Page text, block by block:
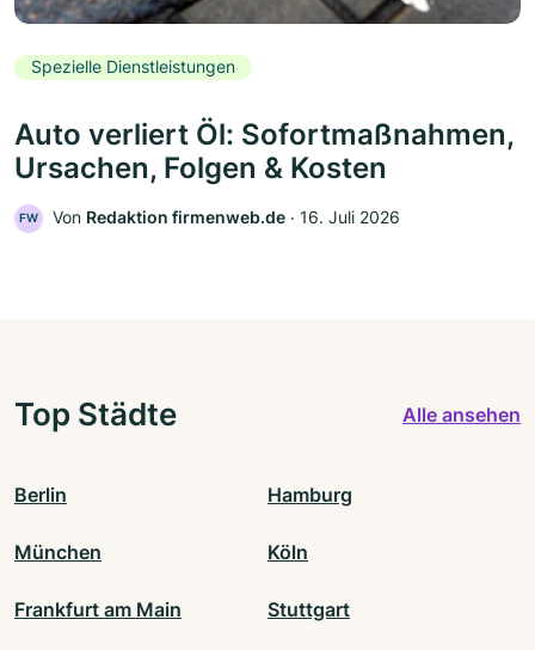
Spezielle Dienstleistungen
Auto verliert Öl: Sofortmaßnahmen,
Ursachen, Folgen & Kosten
FW Von Redaktion firmenweb.de ‧ 16. Juli 2026
Top Städte Alle ansehen
Berlin Hamburg
München Köln
Frankfurt am Main Stuttgart